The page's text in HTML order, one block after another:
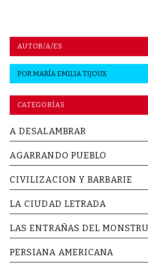
AUTOR/A/ES
PORMARÍA EMILIA TIJOUX
CATEGORÍAS
A DESALAMBRAR
AGARRANDO PUEBLO
CIVILIZACION Y BARBARIE
LA CIUDAD LETRADA
LAS ENTRAÑAS DEL
PERSIANA AMERICANA